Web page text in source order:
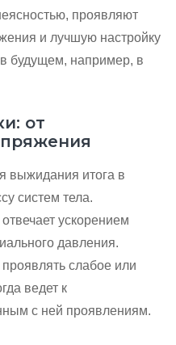
проявляют
и лучшую настройку
будущем, например, в
от
выжидания итога в
систем тела.
ускорением
давления.
слабое или
ведет к
с ней проявлениям.